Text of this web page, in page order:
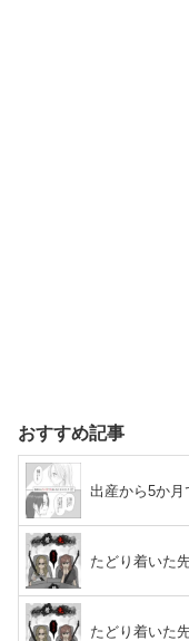
おすすめ記事
出産から5か月
たどり着いた
たどり着いた